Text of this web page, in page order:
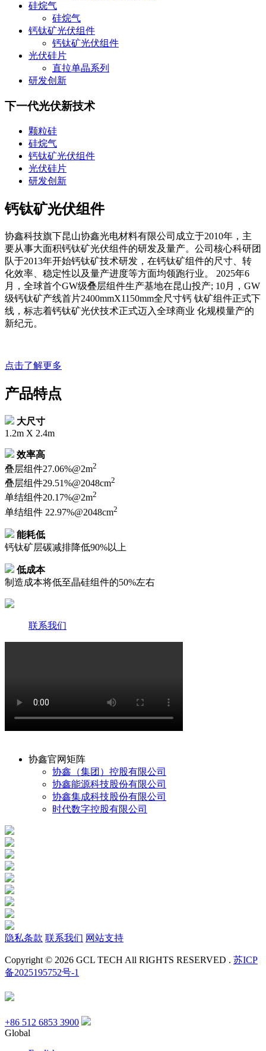
硅烷气
硅烷气
钙钛矿光伏组件
钙钛矿光伏组件
光伏硅片
直拉单晶系列
研发创新
下一代光伏新技术
颗粒硅
硅烷气
钙钛矿光伏组件
光伏硅片
研发创新
钙钛矿光伏组件
协鑫科技旗下昆山协鑫光电材料有限公司成立于2010年，主
要从事大面积钙钛矿光伏组件的研发及量产。公司核心科研团
队于2013年开始钙钛矿技术研发，在钙钛矿组件的尺寸、转
化效率、稳定性以及量产进度等方面均领跑行业。 2025年6
月，全球首个GW级叠层组件生产基地在昆山投产; 10月，GW
级钙钛矿产线首片2400mmX1150mm全尺寸钙 钛矿组件正式下
线，标志着钙钛矿光伏技术正式迈入全球商业 化规模量产的
新纪元。
点击了解更多
产品特点
大尺寸
1.2m X 2.4m
效率高
叠层组件27.06%@2m2
叠层组件29.51%@2048cm2
单结组件20.17%@2m2
单结组件 22.97%@2048cm2
能耗低
钙钛矿层碳减排降低90%以上
低成本
制造成本将低至晶硅组件的50%左右
联系我们
协鑫官网矩阵
协鑫（集团）控股有限公司
协鑫能源科技股份有限公司
协鑫集成科技股份有限公司
时代数字控股有限公司
隐私条款 联系我们 网站支持
Copyright © 2026 GCL TECH All RIGHTS RESERVED . 苏ICP
备2025195752号-1
+86 512 6853 3900
Global